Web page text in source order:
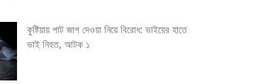
কুষ্টিয়ায় পাট জাগ দেওয়া নিয়ে বিরোধ: ভাইয়ের হাতে
ভাই নিহত, আটক ১